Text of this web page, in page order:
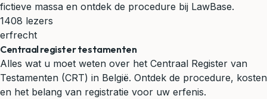
fictieve massa en ontdek de procedure bij LawBase.
1408 lezers
erfrecht
Centraal register testamenten
Alles wat u moet weten over het Centraal Register van
Testamenten (CRT) in België. Ontdek de procedure, kosten
en het belang van registratie voor uw erfenis.